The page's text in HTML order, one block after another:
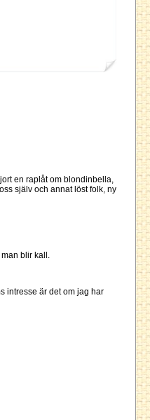
en raplåt om blondinbella,
själv och annat löst folk, ny
blir kall.
intresse är det om jag har